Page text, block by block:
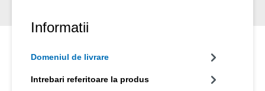
Informatii
Domeniul de livrare
Intrebari referitoare la produs